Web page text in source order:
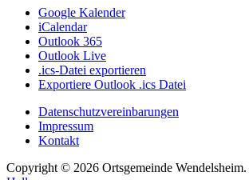
Google Kalender
iCalendar
Outlook 365
Outlook Live
.ics-Datei exportieren
Exportiere Outlook .ics Datei
Datenschutzvereinbarungen
Impressum
Kontakt
Copyright © 2026 Ortsgemeinde Wendelsheim.